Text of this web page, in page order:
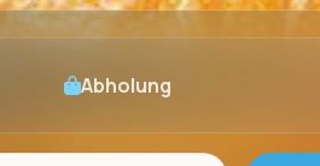
Abholung